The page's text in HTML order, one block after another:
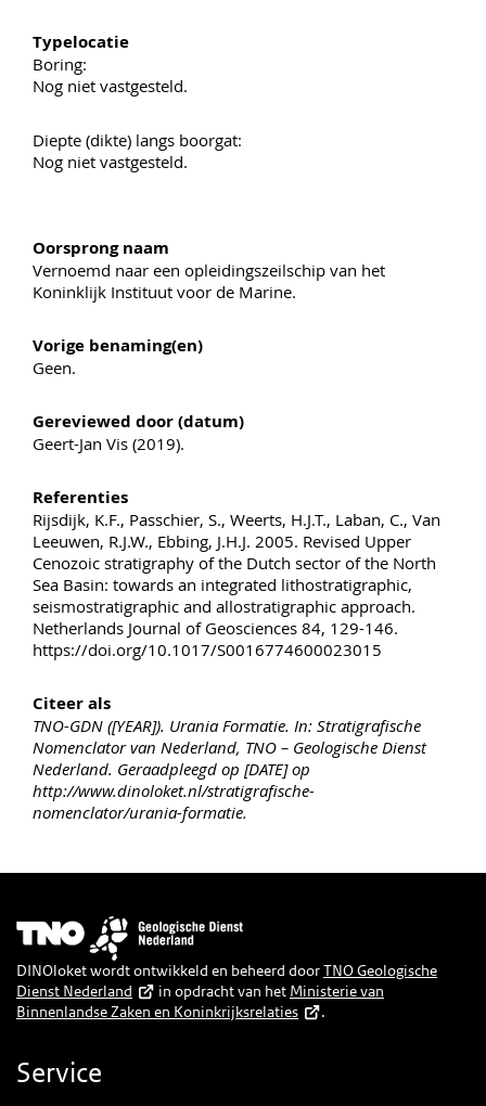
Typelocatie
Boring:
Nog niet vastgesteld.
Diepte (dikte) langs boorgat:
Nog niet vastgesteld.
Oorsprong naam
Vernoemd naar een opleidingszeilschip van het
Koninklijk Instituut voor de Marine.
Vorige benaming(en)
Geen.
Gereviewed door (datum)
Geert-Jan Vis (2019).
Referenties
Rijsdijk, K.F., Passchier, S., Weerts, H.J.T., Laban, C., Van
Leeuwen, R.J.W., Ebbing, J.H.J. 2005. Revised Upper
Cenozoic stratigraphy of the Dutch sector of the North
Sea Basin: towards an integrated lithostratigraphic,
seismostratigraphic and allostratigraphic approach.
Netherlands Journal of Geosciences 84, 129-146.
https://doi.org/10.1017/S0016774600023015
Citeer als
TNO-GDN ([YEAR]). Urania Formatie. In: Stratigrafische
Nomenclator van Nederland, TNO – Geologische Dienst
Nederland. Geraadpleegd op [DATE] op
http://www.dinoloket.nl/stratigrafische-
nomenclator/urania-formatie.
Afbeelding
DINOloket wordt ontwikkeld en beheerd doorTNO Geologische
Dienst Nederland
in opdracht van het Ministerie van
Binnenlandse Zaken en Koninkrijksrelaties
.
Service